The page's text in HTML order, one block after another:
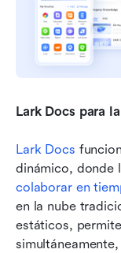
Lark Docs para
Lark Docs
colaborar en
en la nube
estáticos,